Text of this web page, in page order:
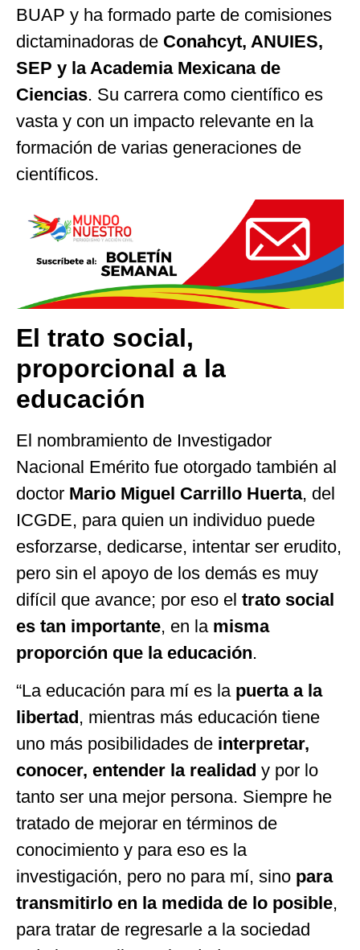
BUAP y ha formado parte de comisiones
dictaminadoras de Conahcyt, ANUIES,
SEP y la Academia Mexicana de
Ciencias. Su carrera como científico es
vasta y con un impacto relevante en la
formación de varias generaciones de
científicos.
El trato social,
proporcional a la
educación
El nombramiento de Investigador
Nacional Emérito fue otorgado también al
doctor Mario Miguel Carrillo Huerta, del
ICGDE, para quien un individuo puede
esforzarse, dedicarse, intentar ser erudito,
pero sin el apoyo de los demás es muy
difícil que avance; por eso el trato social
es tan importante, en la misma
proporción que la educación.
“La educación para mí es la puerta a la
libertad , mientras más educación tiene
uno más posibilidades de interpretar,
conocer, entender la realidad y por lo
tanto ser una mejor persona. Siempre he
tratado de mejorar en términos de
conocimiento y para eso es la
investigación, pero no para mí, sino para
transmitirlo en la medida de lo posible,
para tratar de regresarle a la sociedad